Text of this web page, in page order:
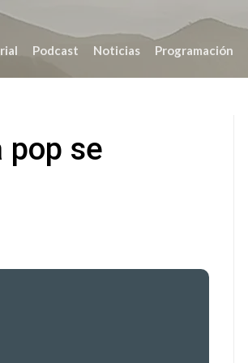
Podcast Noticias Programación
pop se